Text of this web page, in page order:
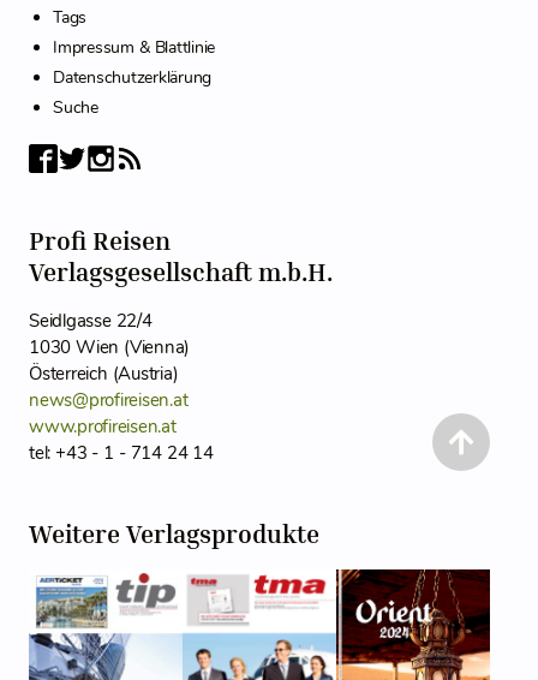
Tags
Impressum & Blattlinie
Datenschutzerklärung
Suche
Profi Reisen
Verlagsgesellschaft m.b.H.
Seidlgasse 22/4
1030 Wien (Vienna)
Österreich (Austria)
news@profireisen.at
www.profireisen.at
tel: +43 - 1 - 714 24 14
Weitere Verlagsprodukte